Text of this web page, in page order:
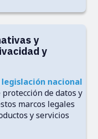
y
y
legislación nacional
de datos y
marcos legales
y servicios